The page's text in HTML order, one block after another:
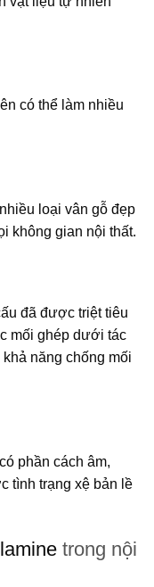
có thể làm nhiều
loại vân gỗ đẹp
không gian nội thất.
đã được triệt tiêu
mối ghép dưới tác
năng chống mối
phần cách âm,
tình trạng xệ bản lề
trong nội